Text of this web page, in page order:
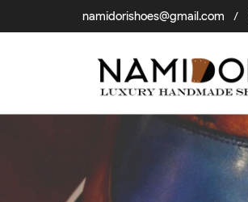
namidorishoes@gmail.com /